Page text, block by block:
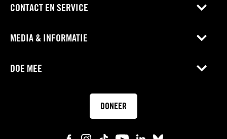
CONTACT EN SERVICE
MEDIA & INFORMATIE
DOE MEE
DONEER